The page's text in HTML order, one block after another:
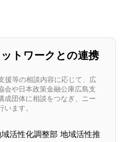
トワークとの連携
援等の相談内容に応じて、広
会や日本政策金融公庫広島支
成団体に相談をつなぎ、ニー
ます。
活性化調整部 地域活性推